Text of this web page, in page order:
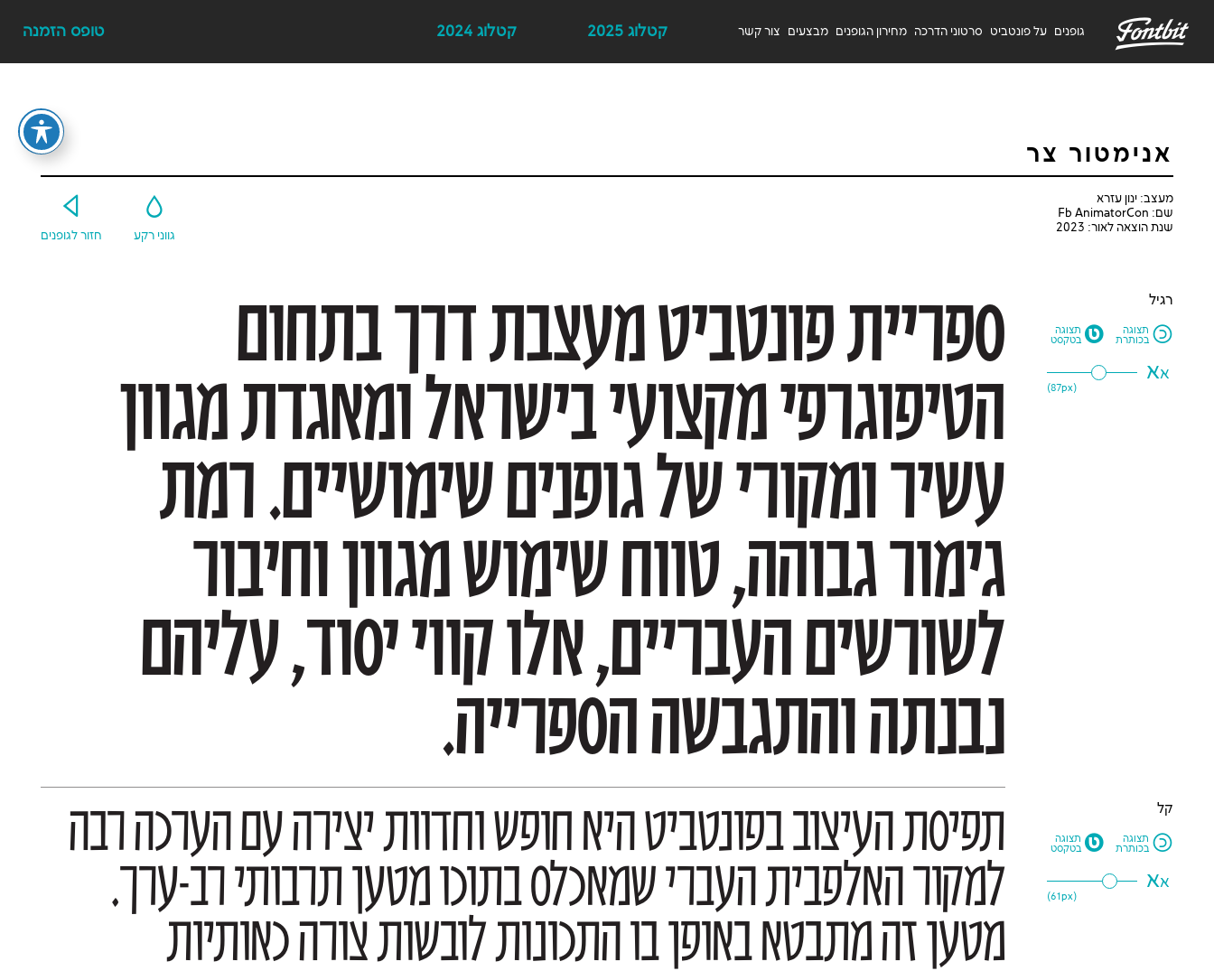
F גופנים על פונטביט סרטוני הדרכה מחירון הגופנים מבצעים צור קשר קטלוג 2025 קטלוג 2024 טופס הזמנה
אנימטור צר
Y
חזור לגופנים
G
גווני רקע
מעצב: ינון עזרא
שם: Fb AnimatorCon
שנת הוצאה לאור: 2023
רגיל
N תצוגה
בכותרת
M תצוגה
בטקסט
אא
(
87px)
נבנתה והתגבשה הספרייה.
קל
N תצוגה
בכותרת
M תצוגה
בטקסט
אא
(
61px)